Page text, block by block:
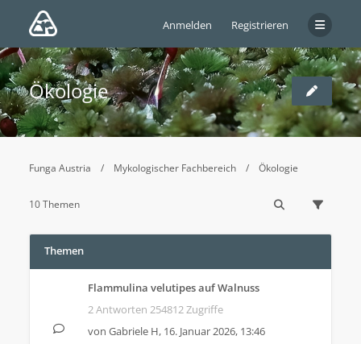
Anmelden Registrieren
Ökologie
Funga Austria Mykologischer Fachbereich Ökologie
10 Themen
Themen
Flammulina velutipes auf Walnuss
2 Antworten 254812 Zugriffe
von Gabriele H, 16. Januar 2026, 13:46